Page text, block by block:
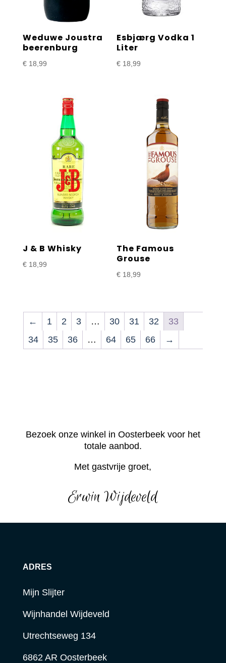
Weduwe Joustra
beerenburg
€18,99
Esbjærg Vodka 1
Liter
€ 18,99
J & B Whisky
€18,99
The Famous
Grouse
€ 18,99
← 1 2 3 … 30 31 32
33
34
35 36 … 64 65 66 →
Bezoek onze winkel in Oosterbeek voor het
totale aanbod.
Met gastvrije groet,
Erwin Wijdeveld
ADRES
Mijn Slijter
Wijnhandel Wijdeveld
Utrechtseweg 134
6862 AR Oosterbeek